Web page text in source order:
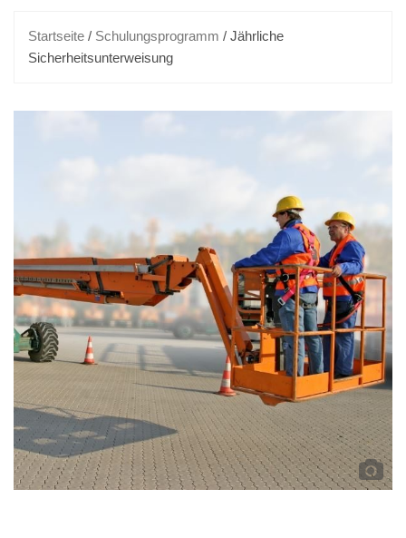
Startseite / Schulungsprogramm / Jährliche
Sicherheitsunterweisung